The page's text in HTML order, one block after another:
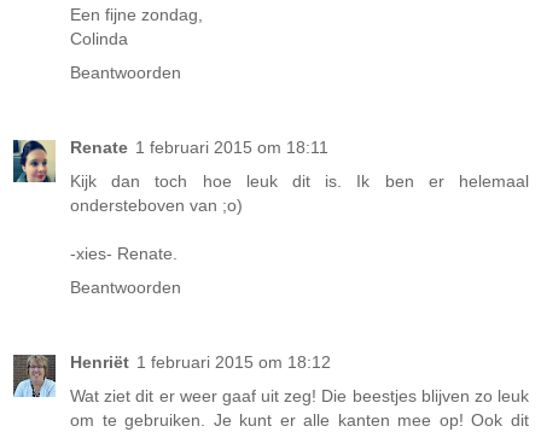
Een fijne zondag,
Colinda
Beantwoorden
Renate 1 februari 2015 om 18:11
Kijk dan toch hoe leuk dit is. Ik ben er helemaal
ondersteboven van ;o)
-xies- Renate.
Beantwoorden
Henriët 1 februari 2015 om 18:12
Wat ziet dit er weer gaaf uit zeg! Die beestjes blijven zo leuk
om te gebruiken. Je kunt er alle kanten mee op! Ook dit